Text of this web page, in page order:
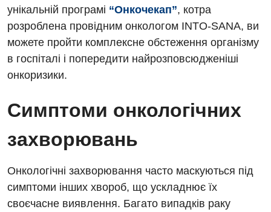
унікальній програмі “Онкочекап”, котра
розроблена провідним онкологом INTO-SANA, ви
можете пройти комплексне обстеження організму
в госпіталі і попередити найрозповсюдженіші
онкоризики.
Симптоми онкологічних
захворювань
Онкологічні захворювання часто маскуються під
симптоми інших хвороб, що ускладнює їх
своєчасне виявлення. Багато випадків раку